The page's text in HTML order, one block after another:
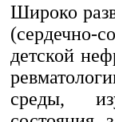
Широко
(сердечно-
детской
среды,